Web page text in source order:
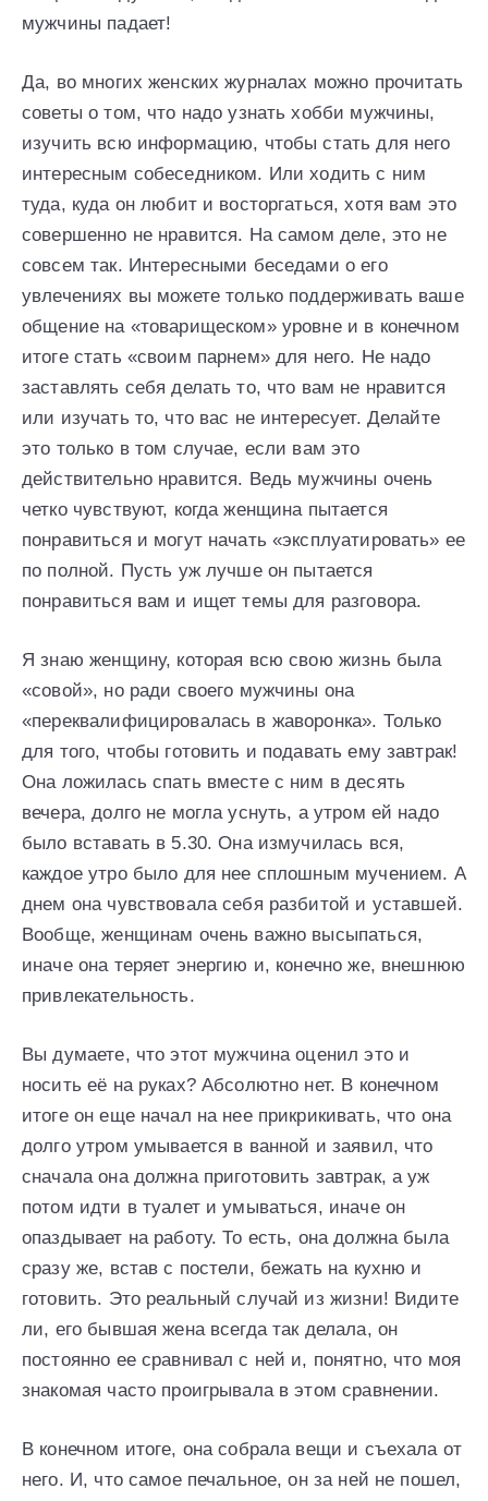
мужчины падает!
Да, во многих женских журналах можно прочитать
советы о том, что надо узнать хобби мужчины,
изучить всю информацию, чтобы стать для него
интересным собеседником. Или ходить с ним
туда, куда он любит и восторгаться, хотя вам это
совершенно не нравится. На самом деле, это не
совсем так. Интересными беседами о его
увлечениях вы можете только поддерживать ваше
общение на «товарищеском» уровне и в конечном
итоге стать «своим парнем» для него. Не надо
заставлять себя делать то, что вам не нравится
или изучать то, что вас не интересует. Делайте
это только в том случае, если вам это
действительно нравится. Ведь мужчины очень
четко чувствуют, когда женщина пытается
понравиться и могут начать «эксплуатировать» ее
по полной. Пусть уж лучше он пытается
понравиться вам и ищет темы для разговора.
Я знаю женщину, которая всю свою жизнь была
«совой», но ради своего мужчины она
«переквалифицировалась в жаворонка». Только
для того, чтобы готовить и подавать ему завтрак!
Она ложилась спать вместе с ним в десять
вечера, долго не могла уснуть, а утром ей надо
было вставать в 5.30. Она измучилась вся,
каждое утро было для нее сплошным мучением. А
днем она чувствовала себя разбитой и уставшей.
Вообще, женщинам очень важно высыпаться,
иначе она теряет энергию и, конечно же, внешнюю
привлекательность.
Вы думаете, что этот мужчина оценил это и
носить её на руках? Абсолютно нет. В конечном
итоге он еще начал на нее прикрикивать, что она
долго утром умывается в ванной и заявил, что
сначала она должна приготовить завтрак, а уж
потом идти в туалет и умываться, иначе он
опаздывает на работу. То есть, она должна была
сразу же, встав с постели, бежать на кухню и
готовить. Это реальный случай из жизни! Видите
ли, его бывшая жена всегда так делала, он
постоянно ее сравнивал с ней и, понятно, что моя
знакомая часто проигрывала в этом сравнении.
В конечном итоге, она собрала вещи и съехала от
него. И, что самое печальное, он за ней не пошел,